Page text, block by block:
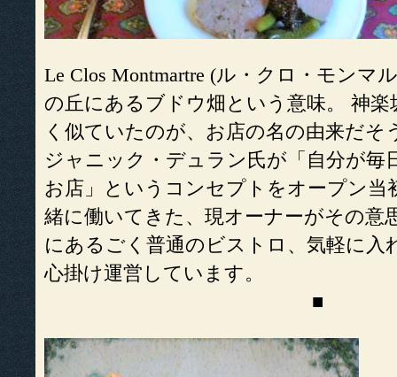
Le Clos Montmartre (ル・クロ・モンマ
の丘にあるブドウ畑という意味。 神
く似ていたのが、お店の名の由来だそ
ジャニック・デュラン氏が「自分が毎
お店」というコンセプトをオープン当
緒に働いてきた、現オーナーがその意
にあるごく普通のビストロ、気軽に入
心掛け運営しています。
■